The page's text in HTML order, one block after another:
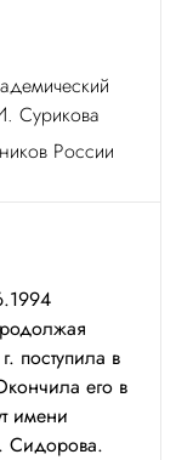
Сурикова
России
поступила в
его в
имени
Сидорова.